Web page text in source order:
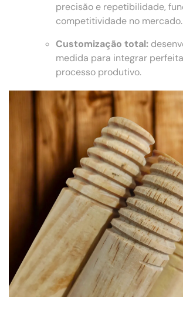
precisão e repetibilidade,
competitividade no mercado.
Customização total:
medida para integrar
processo produtivo.